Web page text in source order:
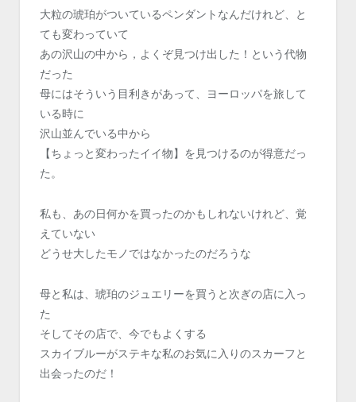
大粒の琥珀がついているペンダントなんだけれど、と
ても変わっていて
あの沢山の中から，よくぞ見つけ出した！という代物
だった
母にはそういう目利きがあって、ヨーロッパを旅して
いる時に
沢山並んでいる中から
【ちょっと変わったイイ物】を見つけるのが得意だっ
た。
私も、あの日何かを買ったのかもしれないけれど、覚
えていない
どうせ大したモノではなかったのだろうな
母と私は、琥珀のジュエリーを買うと次ぎの店に入っ
た
そしてその店で、今でもよくする
スカイブルーがステキな私のお気に入りのスカーフと
出会ったのだ！